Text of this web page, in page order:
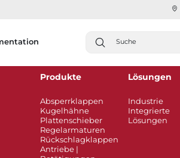
Produkte
Absperrklappen
Kugelhähne
Plattenschieber
Regelarmaturen
Rückschlagklappen
Antriebe |
Lösungen
Industrie
Integrierte
Lösungen